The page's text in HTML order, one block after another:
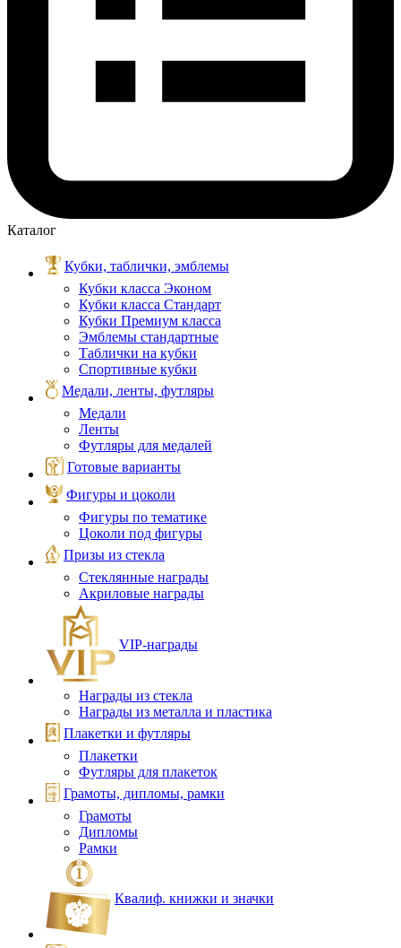
Каталог
Кубки, таблички, эмблемы
Кубки класса Эконом
Кубки класса Стандарт
Кубки Премиум класса
Эмблемы стандартные
Таблички на кубки
Спортивные кубки
Медали, ленты, футляры
Медали
Ленты
Футляры для медалей
Готовые варианты
Фигуры и цоколи
Фигуры по тематике
Цоколи под фигуры
Призы из стекла
Стеклянные награды
Акриловые награды
VIP‑награды
Награды из стекла
Награды из металла и пластика
Плакетки и футляры
Плакетки
Футляры для плакеток
Грамоты, дипломы, рамки
Грамоты
Дипломы
Рамки
Квалиф. книжки и значки